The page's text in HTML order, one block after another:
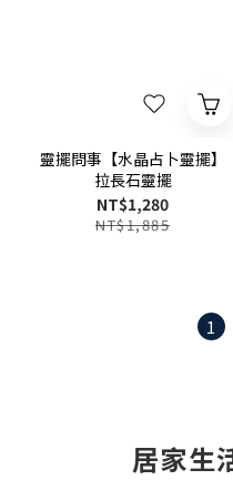
靈擺問事【水晶占卜靈擺】
拉長石靈擺
NT$1,280
NT$1,885
1
居家生